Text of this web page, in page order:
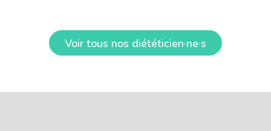
Voir tous nos diététicien·ne·s